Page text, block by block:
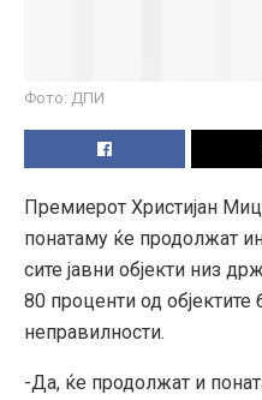
Фото: ДПИ
Премиерот Христијан
понатаму ќе продолжат
сите јавни објекти низ
80 проценти од
неправилности.
-Да, ќе продолжат и